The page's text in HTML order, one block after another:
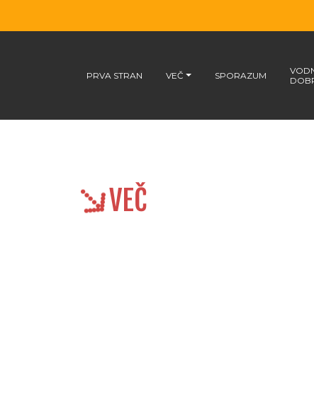
PRVA STRAN VEČ SPORAZUM
VEČ